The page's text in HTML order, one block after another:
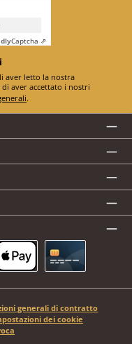
Captcha ⇗
.
generali di contratto
dei cookie